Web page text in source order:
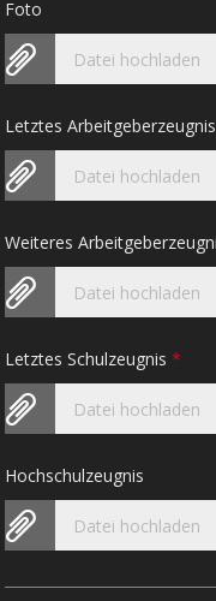
Foto
Datei hochladen
Letztes Arbeitgeberzeugnis
Datei hochladen
Weiteres
Datei hochladen
Letztes Schulzeugnis*
Datei hochladen
Hochschulzeugnis
Datei hochladen